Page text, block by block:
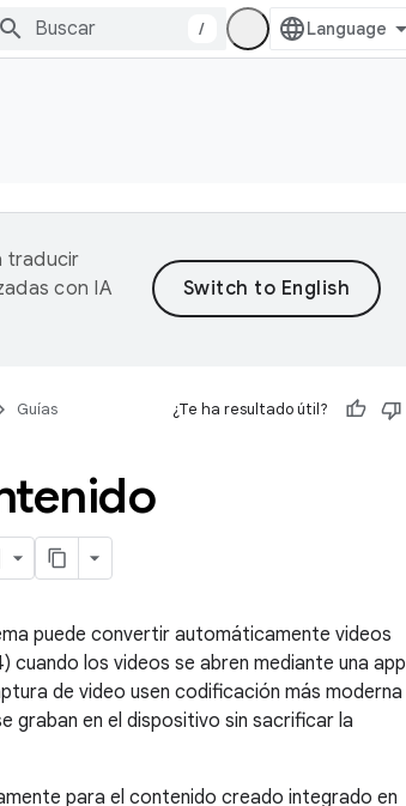
/
traducir
con IA
Guías ¿Te ha resultado útil?
puede convertir automáticamente videos
los videos se abren mediante una app
de video usen codificación más moderna
graban en el dispositivo sin sacrificar la
para el contenido creado integrado en